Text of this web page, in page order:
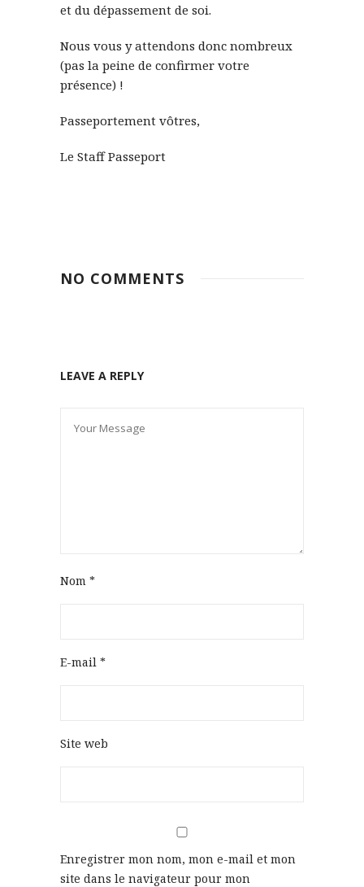
et du dépassement de soi.
Nous vous y attendons donc nombreux
(pas la peine de confirmer votre
présence) !
Passeportement vôtres,
Le Staff Passeport
NO COMMENTS
LEAVE A REPLY
Nom *
E-mail *
Site web
Enregistrer mon nom, mon e-mail et mon
site dans le navigateur pour mon